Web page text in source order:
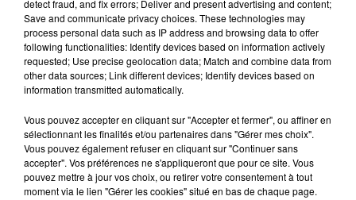
JUNGELI FEAT. ZAHO
T'etais Ou?
ANGELE
Dis-Le
BEBE REXHA
18h39
18h39 18h35
18h35 18h32
18h32
detect fraud, and fix errors; Deliver and present advertising and content;
Save and communicate privacy choices. These technologies may
process personal data such as IP address and browsing data to offer
following functionalities: Identify devices based on information actively
requested; Use precise geolocation data; Match and combine data from
other data sources; Link different devices; Identify devices based on
information transmitted automatically.
Vous pouvez accepter en cliquant sur "Accepter et fermer", ou affiner en
sélectionnant les finalités et/ou partenaires dans "Gérer mes choix".
Vous pouvez également refuser en cliquant sur "Continuer sans
accepter". Vos préférences ne s'appliqueront que pour ce site. Vous
pouvez mettre à jour vos choix, ou retirer votre consentement à tout
moment via le lien "Gérer les cookies" situé en bas de chaque page.